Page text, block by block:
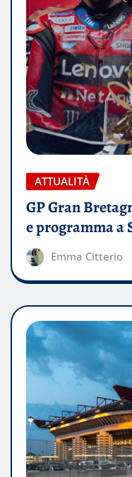
ATTUALITÀ
GP Gran
e programma a
Emma Citterio